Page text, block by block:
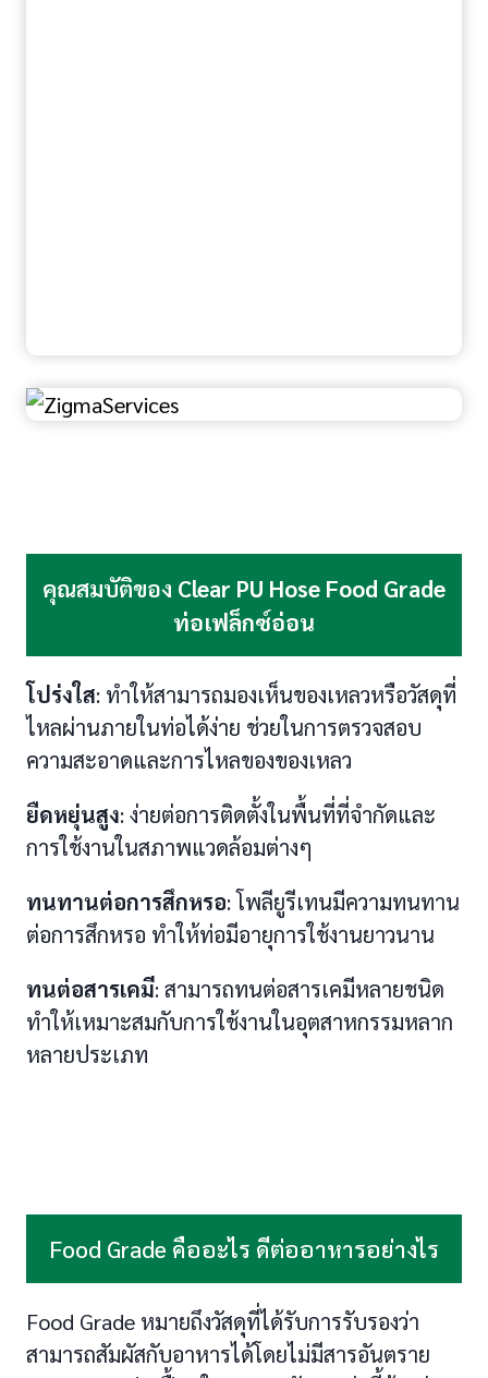
คุณสมบัติของ Clear PU Hose Food Grade
ท่อเฟล็กซ์อ่อน
โปร่งใส: ทำให้สามารถมองเห็นของเหลวหรือวัสดุที่
ไหลผ่านภายในท่อได้ง่าย ช่วยในการตรวจสอบ
ความสะอาดและการไหลของของเหลว
ยืดหยุ่นสูง: ง่ายต่อการติดตั้งในพื้นที่ที่จำกัดและ
การใช้งานในสภาพแวดล้อมต่างๆ
ทนทานต่อการสึกหรอ: โพลียูรีเทนมีความทนทาน
ต่อการสึกหรอ ทำให้ท่อมีอายุการใช้งานยาวนาน
ทนต่อสารเคมี: สามารถทนต่อสารเคมีหลายชนิด
ทำให้เหมาะสมกับการใช้งานในอุตสาหกรรมหลาก
หลายประเภท
Food Grade คืออะไร ดีต่ออาหารอย่างไร
Food Grade หมายถึงวัสดุที่ได้รับการรับรองว่า
สามารถสัมผัสกับอาหารได้โดยไม่มีสารอันตราย